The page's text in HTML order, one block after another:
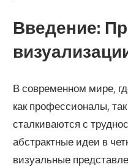
Введение:
В современном мире,
как профессионалы,
сталкиваются с
абстрактные идеи в
визуальные